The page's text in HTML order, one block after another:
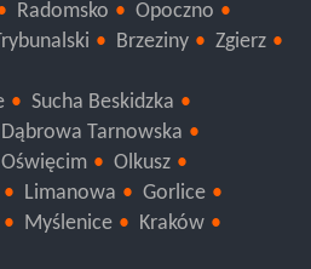
Radomsko
Opoczno
Brzeziny
Zgierz
Sucha Beskidzka
Dąbrowa Tarnowska
Oświęcim
Olkusz
Limanowa
Gorlice
Myślenice
Kraków